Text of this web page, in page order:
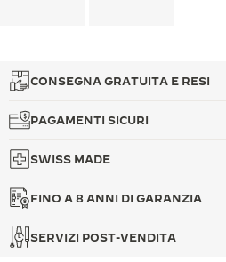
CONSEGNA GRATUITA E RESI
PAGAMENTI SICURI
SWISS MADE
FINO A 8 ANNI DI GARANZIA
SERVIZI POST-VENDITA